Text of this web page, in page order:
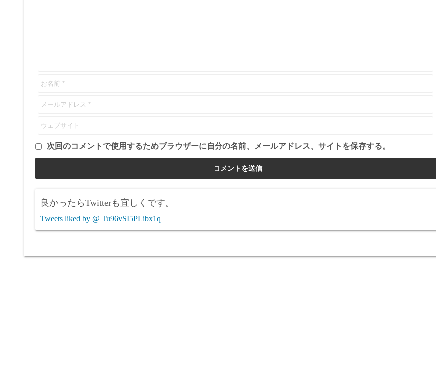
次回のコメントで使用するためブラウザーに自分の名前、メールアドレス、サイトを保存する。
良かったらTwitterも宜しくです。
Tweets liked by @ Tu96vSI5PLibx1q